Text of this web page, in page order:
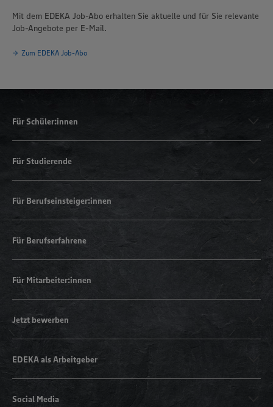
Mit dem EDEKA Job-Abo erhalten Sie aktuelle und für Sie relevante
Job-Angebote per E-Mail.
Zum EDEKA Job-Abo
Für Schüler:innen
Für Studierende
Für Berufseinsteiger:innen
Für Berufserfahrene
Für Mitarbeiter:innen
Jetzt bewerben
EDEKA als Arbeitgeber
Social Media